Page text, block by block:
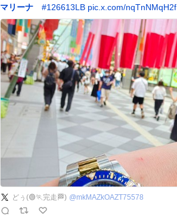
マリーナ
#126613LB pic.x.com/nqTnNMqH2f
どぅ(🟢🏃完走🏁) @mkMAZkOAZT75578